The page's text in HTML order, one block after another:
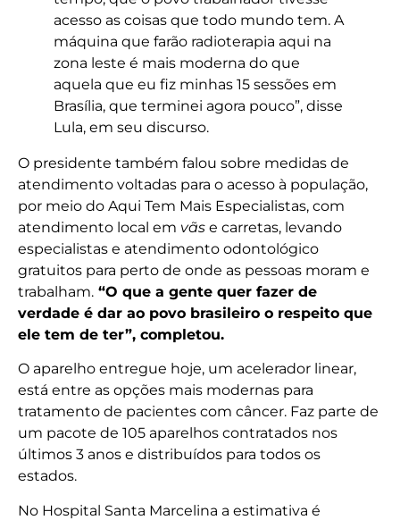
acesso as coisas que todo mundo tem. A
máquina que farão radioterapia aqui na
zona leste é mais moderna do que
aquela que eu fiz minhas 15 sessões em
Brasília, que terminei agora pouco”, disse
Lula, em seu discurso.
O presidente também falou sobre medidas de
atendimento voltadas para o acesso à população,
por meio do Aqui Tem Mais Especialistas, com
atendimento local em vãs e carretas, levando
especialistas e atendimento odontológico
gratuitos para perto de onde as pessoas moram e
trabalham. “O que a gente quer fazer de
verdade é dar ao povo brasileiro o respeito que
ele tem de ter”, completou.
O aparelho entregue hoje, um acelerador linear,
está entre as opções mais modernas para
tratamento de pacientes com câncer. Faz parte de
um pacote de 105 aparelhos contratados nos
últimos 3 anos e distribuídos para todos os
estados.
No Hospital Santa Marcelina a estimativa é